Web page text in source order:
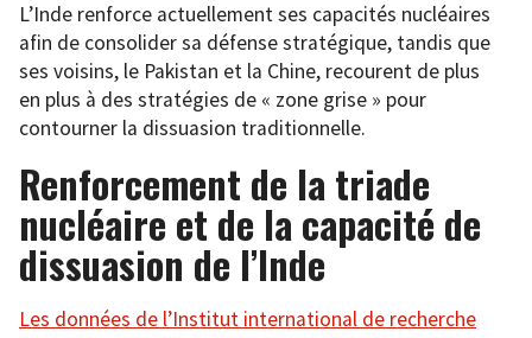
L’Inde renforce actuellement ses capacités nucléaires
afin de consolider sa défense stratégique, tandis que
ses voisins, le Pakistan et la Chine, recourent de plus
en plus à des stratégies de « zone grise » pour
contourner la dissuasion traditionnelle.
Renforcement de la triade
nucléaire et de la capacité de
dissuasion de l’Inde
Les données de l’Institut international de recherche